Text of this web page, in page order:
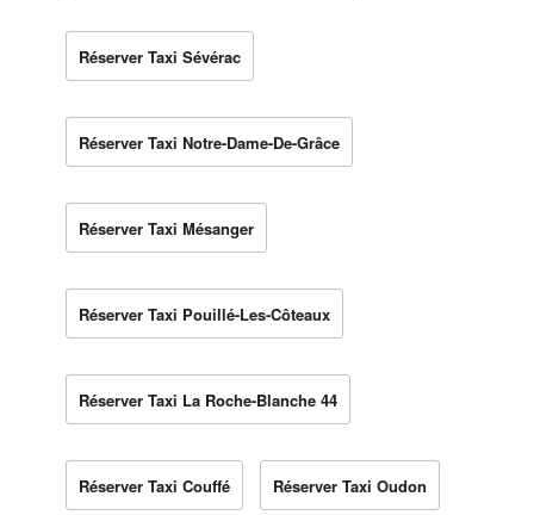
Réserver Taxi Sévérac
Réserver Taxi Notre-Dame-De-Grâce
Réserver Taxi Mésanger
Réserver Taxi Pouillé-Les-Côteaux
Réserver Taxi La Roche-Blanche 44
Réserver Taxi Couffé Réserver Taxi Oudon